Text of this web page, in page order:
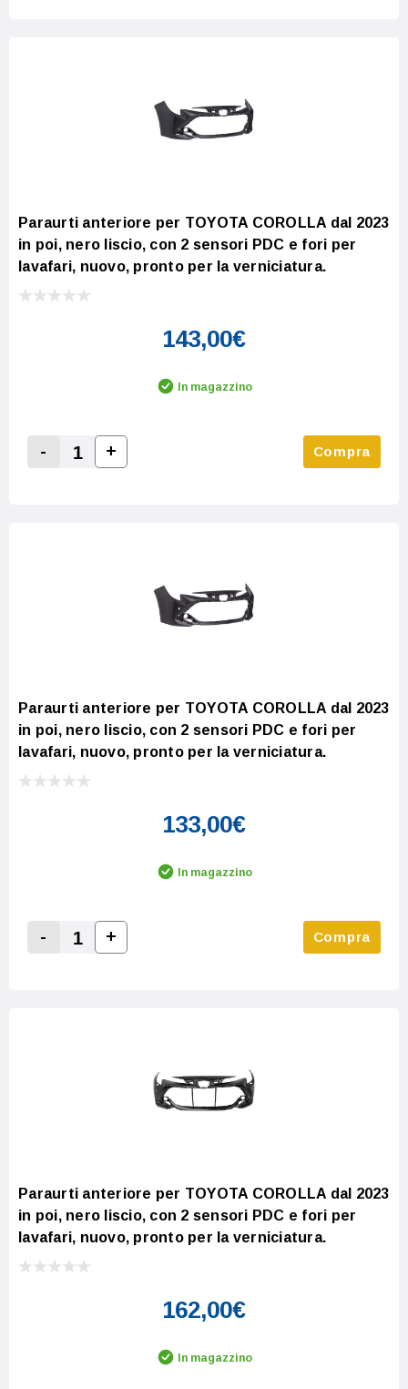
Paraurti anteriore per TOYOTA COROLLA dal 2023
in poi, nero liscio, con 2 sensori PDC e fori per
lavafari, nuovo, pronto per la verniciatura.
143,00€
In magazzino
Decrease Quantity:
-
Increase Quantity:
+ Compra
Paraurti anteriore per TOYOTA COROLLA dal 2023
in poi, nero liscio, con 2 sensori PDC e fori per
lavafari, nuovo, pronto per la verniciatura.
133,00€
In magazzino
Decrease Quantity:
-
Increase Quantity:
+ Compra
Paraurti anteriore per TOYOTA COROLLA dal 2023
in poi, nero liscio, con 2 sensori PDC e fori per
lavafari, nuovo, pronto per la verniciatura.
162,00€
In magazzino